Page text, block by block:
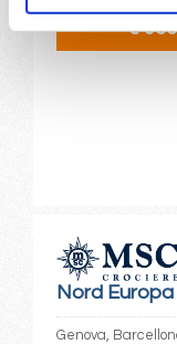
€ 933
Nord Europa
Genova,